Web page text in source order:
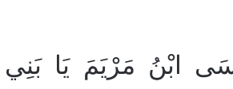
ابْنُ مَرْيَمَ يَا